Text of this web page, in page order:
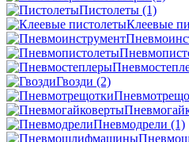
Пистолеты (1)
Клеевые
Гвозди (2)
Пневмодрели (1)